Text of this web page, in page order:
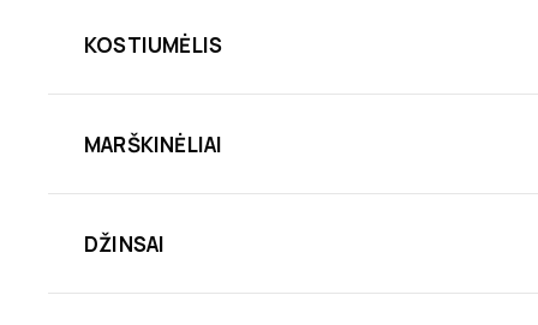
KOSTIUMĖLIS
MARŠKINĖLIAI
DŽINSAI